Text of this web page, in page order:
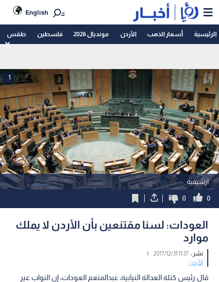
English
الرئيسية أسعار الذهب الأردن مونديال 2026 فلسطين طقس
ارشيفية
1
0
0
العودات: لسنا مقتنعين بأن الأردن لا يملك
موارد
نشر :11:37 2017/12/31
|
الأردن
قال رئيس كتلة العدالة النيابية، عبدالمنعم العودات، إن النواب غير